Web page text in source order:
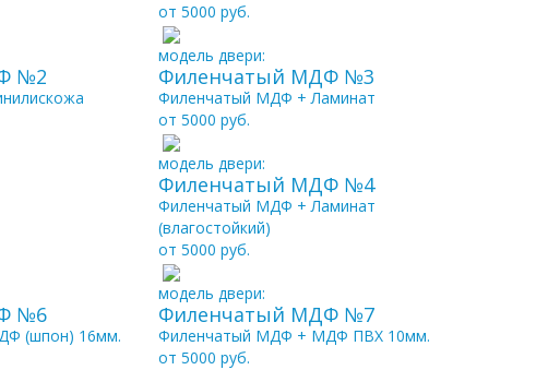
№2
от 5000 руб.
модель двери:
Филенчатый МДФ №3
Филенчатый МДФ + Ламинат
от 5000 руб.
модель двери:
Филенчатый МДФ №4
Филенчатый МДФ + Ламинат
(влагостойкий)
№6
(шпон) 16мм.
от 5000 руб.
модель двери:
Филенчатый МДФ №7
Филенчатый МДФ + МДФ ПВХ 10мм.
от 5000 руб.